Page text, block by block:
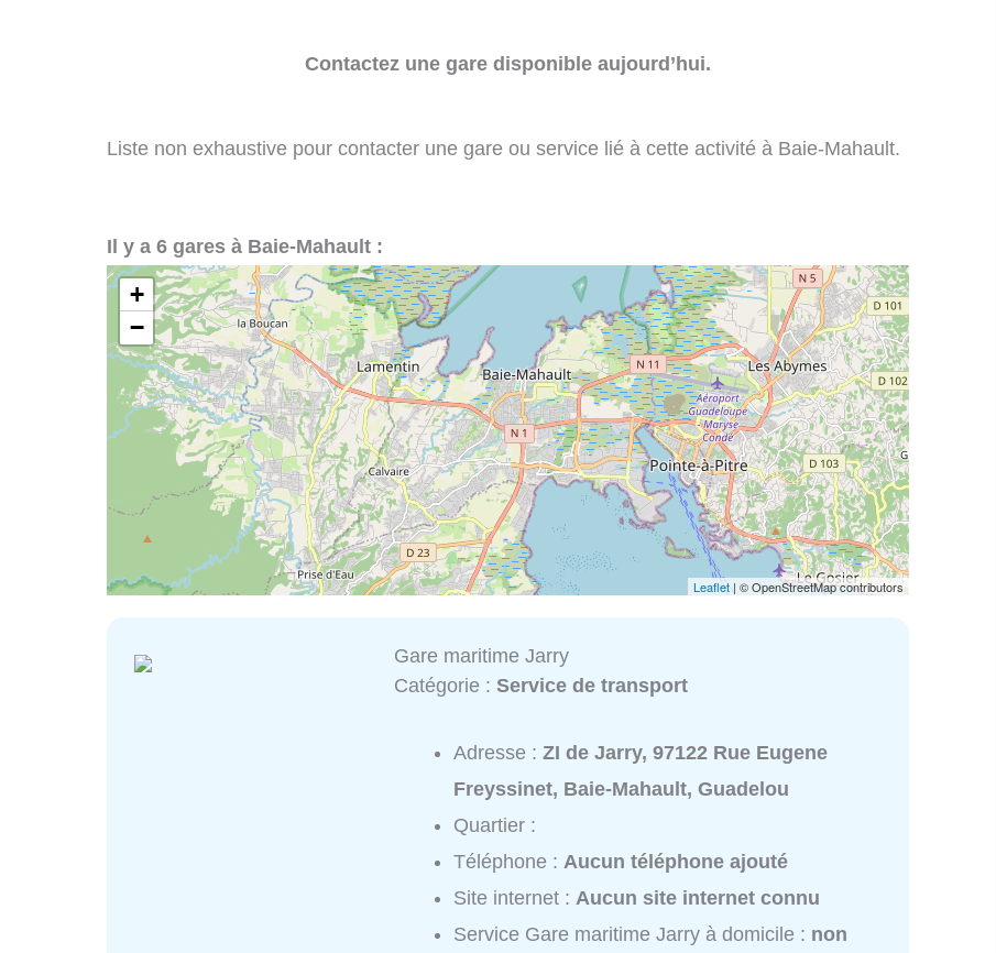
Contactez une gare disponible aujourd’hui.
Liste non exhaustive pour contacter une gare ou service lié à cette activité à Baie-Mahault.
Il y a 6 gares à Baie-Mahault :
+
−
Leaflet| © OpenStreetMap contributors
Gare maritime Jarry
Catégorie :Service de transport
Adresse :ZI de Jarry, 97122 Rue Eugene
Freyssinet, Baie-Mahault, Guadelou
Quartier :
Téléphone :Aucun téléphone ajouté
Site internet :Aucun site internet connu
Service Gare maritime Jarry à domicile : non